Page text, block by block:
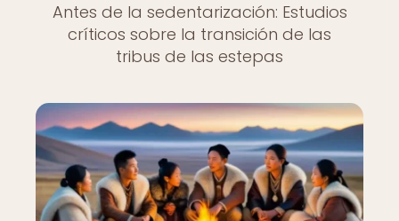
Antes de la sedentarización: Estudios
críticos sobre la transición de las
tribus de las estepas